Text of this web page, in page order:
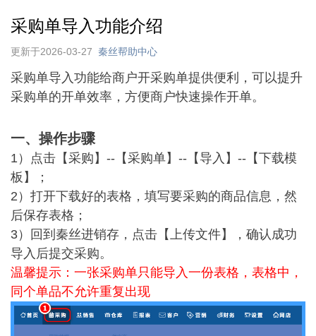
采购单导入功能介绍
更新于2026-03-27 秦丝帮助中心
采购单导入功能给商户开采购单提供便利，可以提升
采购单的开单效率，方便商户快速操作开单。
一、 操作步骤
1）点击【采购】--【采购单】 --【导入】--【下载模
板】；
2）打开下载好的表格，填写要采购的商品信息，然
后保存表格；
3）回到秦丝进销存， 点击【上传文件】，确认成功
导入后提交采购。
温馨提示：一张采购单只能导入一份表格，表格中，
同个单品不允许重复出现